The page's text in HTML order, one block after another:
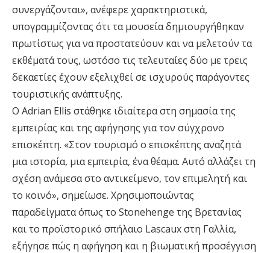
συνεργάζονται», ανέφερε χαρακτηριστικά,
υπογραμμίζοντας ότι τα μουσεία δημιουργήθηκαν
πρωτίστως για να προστατεύουν και να μελετούν τα
εκθέματά τους, ωστόσο τις τελευταίες δύο με τρεις
δεκαετίες έχουν εξελιχθεί σε ισχυρούς παράγοντες
τουριστικής ανάπτυξης.
Ο Adrian Ellis στάθηκε ιδιαίτερα στη σημασία της
εμπειρίας και της αφήγησης για τον σύγχρονο
επισκέπτη. «Στον τουρισμό ο επισκέπτης αναζητά
μια ιστορία, μια εμπειρία, ένα θέαμα. Αυτό αλλάζει τη
σχέση ανάμεσα στο αντικείμενο, τον επιμελητή και
το κοινό», σημείωσε. Χρησιμοποιώντας
παραδείγματα όπως το Stonehenge της Βρετανίας
και το προϊστορικό σπήλαιο Lascaux στη Γαλλία,
εξήγησε πώς η αφήγηση και η βιωματική προσέγγιση